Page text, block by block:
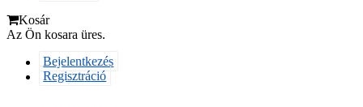
Kosár
Az Ön kosara üres.
Bejelentkezés
Regisztráció